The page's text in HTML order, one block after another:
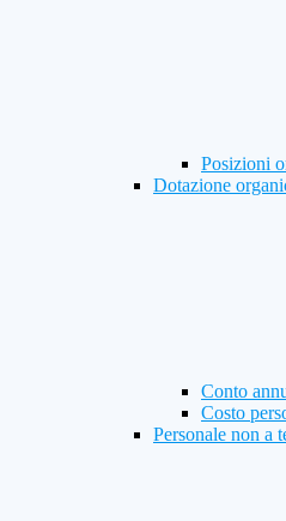
Posizioni
Dotazione
Conto
Costo
Personale non a